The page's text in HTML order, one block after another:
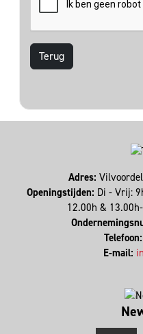
Terug
Adres:
Openingstijden: Di - Vrij:
12.00h &
Telefoon:
E-mail: